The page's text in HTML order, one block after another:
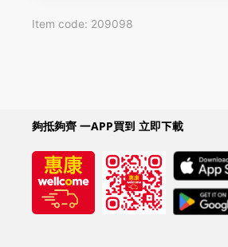
Item code: 209098
夠抵夠齊 一APP買到 立即下載